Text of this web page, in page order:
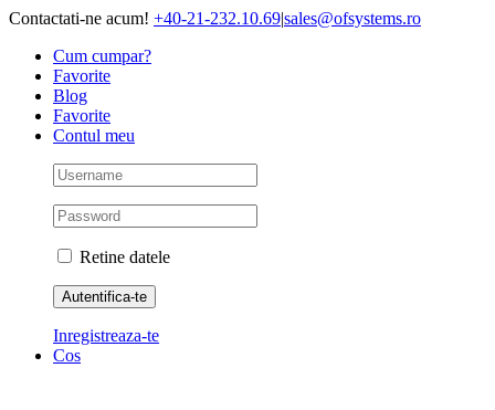
Skip
content
Contactati-ne acum! +40-21-232.10.69|sales@ofsystems.ro
Cum cumpar?
Favorite
Blog
Favorite
Contul meu
Retine datele
Inregistreaza-te
Cos